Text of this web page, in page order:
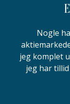
Nogle
jeg komplet
jeg har